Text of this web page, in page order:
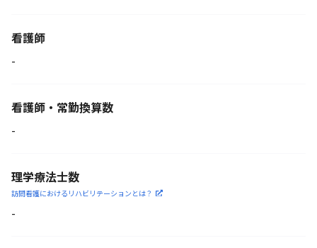
看護師
-
看護師・常勤換算数
-
理学療法士数
訪問看護におけるリハビリ テーションとは？
-